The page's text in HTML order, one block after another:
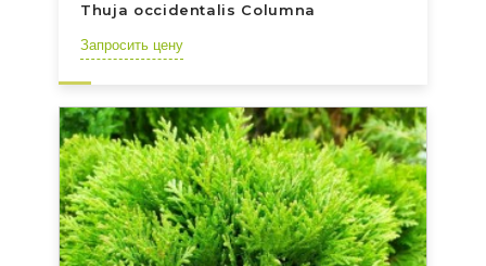
Thuja occidentalis Columna
Запросить цену